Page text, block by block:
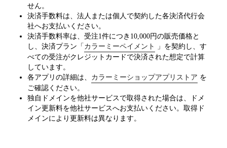
せん。
決済手数料は、法人または個人で契約した各決済代行会
社へお支払いください。
決済手数料率は、受注1件につき10,000円の販売価格と
し、決済プラン「 カラーミーペイメント
」を契約し、す
べての受注がクレジットカードで決済された想定で計算
しています。
各アプリの詳細は、 カラーミーショップアプリストア を
ご確認ください。
独自ドメインを他社サービスで取得された場合は、ドメ
イン更新料を他社サービスへお支払いください。取得ド
メインにより更新料は異なります。